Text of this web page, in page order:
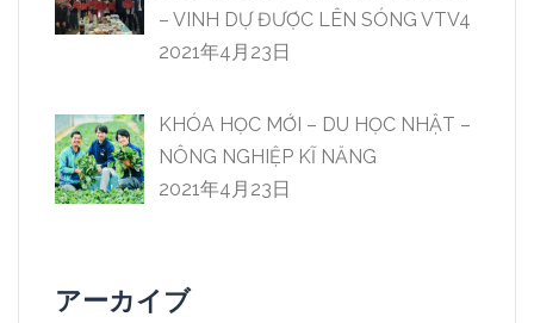
– VINH DỰ ĐƯỢC LÊN SÓNG VTV4
2021年4月23日
KHÓA HỌC MỚI – DU HỌC NHẬT –
NÔNG NGHIỆP KĨ NĂNG
2021年4月23日
アーカイブ